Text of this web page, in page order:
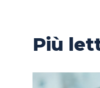
Più